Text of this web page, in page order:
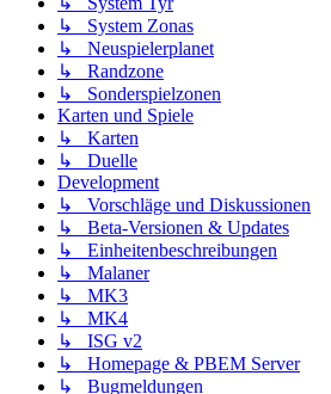
↳ System Zonas
↳ Neuspielerplanet
↳ Randzone
↳ Sonderspielzonen
Karten und Spiele
↳ Karten
↳ Duelle
Development
↳ Vorschläge und Diskussionen
↳ Beta-Versionen & Updates
↳ Einheitenbeschreibungen
↳ Malaner
↳ MK3
↳ MK4
↳ ISG v2
↳ Homepage & PBEM Server
↳ Bugmeldungen